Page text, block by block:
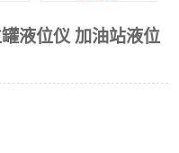
液位仪 加油站液位